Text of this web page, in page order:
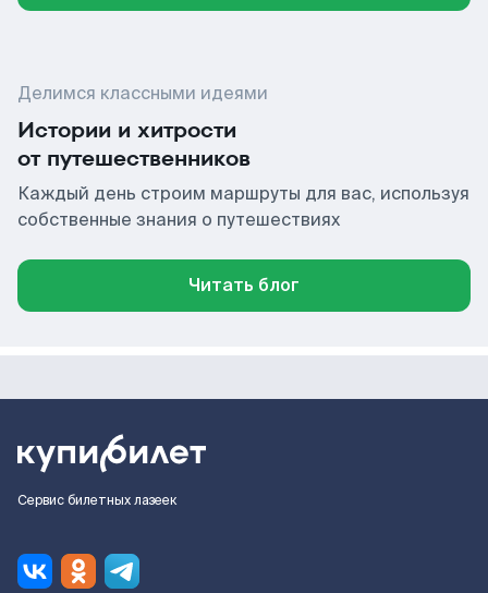
Делимся классными идеями
Истории и хитрости
от путешественников
Каждый день строим маршруты для вас, используя
собственные знания о путешествиях
Читать блог
Сервис билетных лазеек